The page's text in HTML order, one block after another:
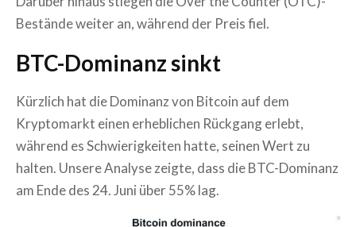
Bestände weiter an, während der Preis fiel.
BTC-Dominanz sinkt
Kürzlich hat die Dominanz von Bitcoin auf dem
Kryptomarkt einen erheblichen Rückgang erlebt,
während es Schwierigkeiten hatte, seinen Wert zu
halten. Unsere Analyse zeigte, dass die BTC-Dominanz
am Ende des 24. Juni über 55% lag.